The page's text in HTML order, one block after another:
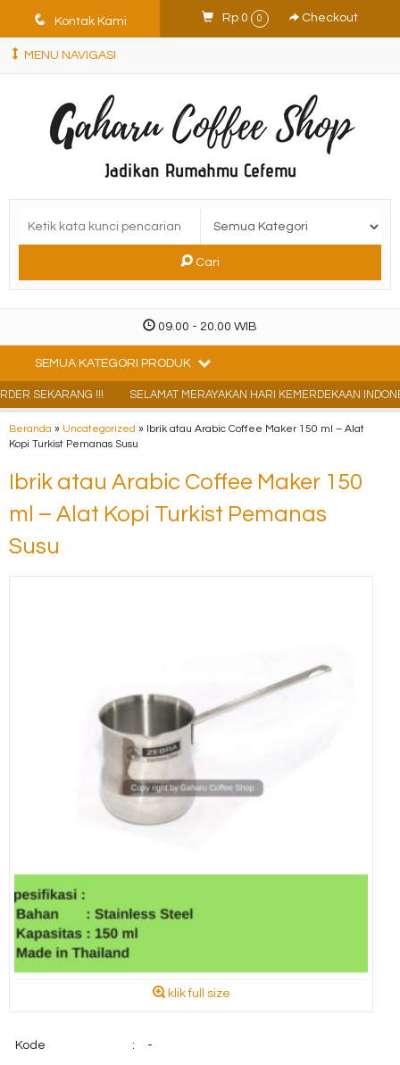
q Kontak Kami Rp 0 0 Checkout
MENU NAVIGASI
Cari
09.00 - 20.00 WIB
SEMUA KATEGORI PRODUK
SEKARANG !!! SELAMAT MERAYAKAN HARI KEMERDEKAAN
Beranda » Uncategorized » Ibrik atau Arabic Coffee Maker 150 ml – Alat
Kopi Turkist Pemanas Susu
Ibrik atau Arabic Coffee Maker 150
ml – Alat Kopi Turkist Pemanas
Susu
klik full size
Kode : -